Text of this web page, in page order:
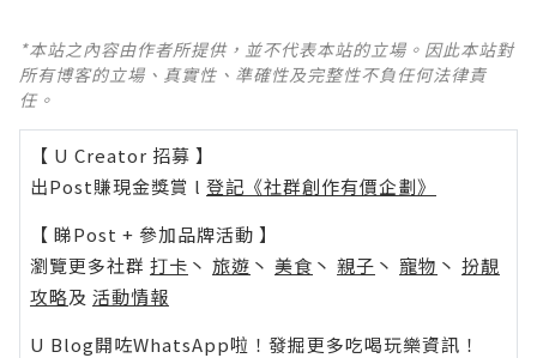
*本站之內容由作者所提供，並不代表本站的立場。因此本站對
所有博客的立場、真實性、準確性及完整性不負任何法律責
任。
【 U Creator 招募 】
出Post賺現金獎賞 l 登記《社群創作有價企劃》
【 睇Post + 參加品牌活動 】
瀏覽更多社群 打卡 丶 旅遊 丶 美食 丶 親子 丶 寵物 丶 扮靚
攻略及 活動情報
U Blog開咗WhatsApp啦！發掘更多吃喝玩樂資訊！